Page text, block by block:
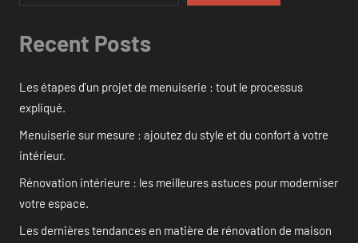
Recent Posts
Les étapes d’un projet de menuiserie : tout le processus
expliqué.
Menuiserie sur mesure : ajoutez du style et du confort à votre
intérieur.
Rénovation intérieure : les meilleures astuces pour moderniser
votre espace.
Les dernières tendances en matière de rénovation de maison